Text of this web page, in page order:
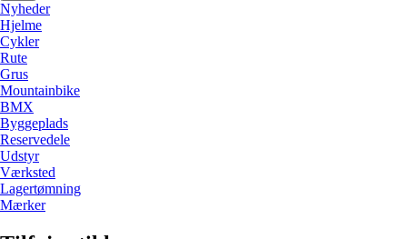
Nyheder
Hjelme
Cykler
Rute
Grus
Mountainbike
BMX
Byggeplads
Reservedele
Udstyr
Værksted
Lagertømning
Mærker